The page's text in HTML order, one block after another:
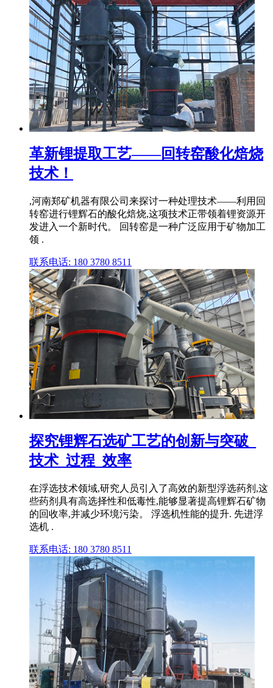
革新锂提取工艺——回转窑酸化焙烧
技术！
,河南郑矿机器有限公司来探讨一种处理技术——利用回
转窑进行锂辉石的酸化焙烧,这项技术正带领着锂资源开
发进入一个新时代。 回转窑是一种广泛应用于矿物加工
领 .
联系电话: 180 3780 8511
探究锂辉石选矿工艺的创新与突破_
技术_过程_效率
在浮选技术领域,研究人员引入了高效的新型浮选药剂,这
些药剂具有高选择性和低毒性,能够显著提高锂辉石矿物
的回收率,并减少环境污染。 浮选机性能的提升. 先进浮
选机 .
联系电话: 180 3780 8511